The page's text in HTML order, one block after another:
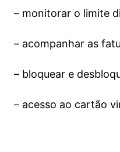
– monitorar o limite
– acompanhar as
– bloquear e
– acesso ao cartão